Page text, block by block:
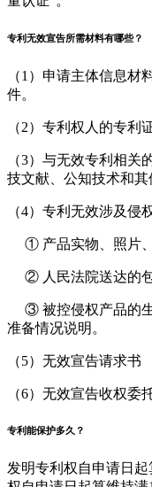
专利无效宣告所需材料有哪些？
（1）申请主体信息材
件。
（2）专利权人的专利
（3）与无效专利相
技文献、公知技术和
（4）专利无效涉及侵
① 产品实物、照片、
② 人民法院送达的包
③ 被控侵权产品的生
准备情况说明。
（5）无效宣告请求书
（6）无效宣告收权委
专利能保护多久？
发明专利权自申请日